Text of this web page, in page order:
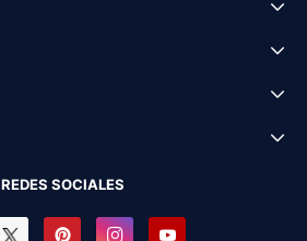
REDES SOCIALES